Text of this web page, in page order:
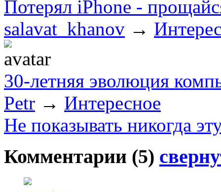
Потерял iPhone -
salavat_khanov →
30-летняя эволюция
Petr → Интересное
Не показывать никогда
Комментарии (5)